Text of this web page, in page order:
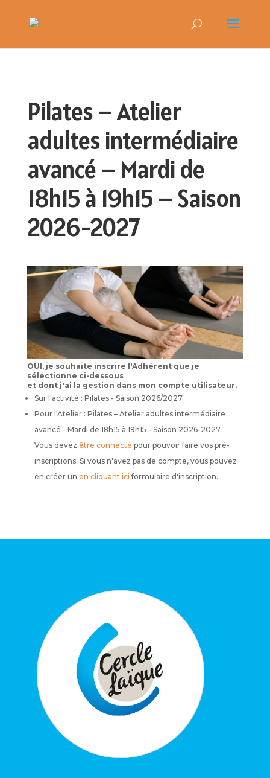
Pilates – Atelier
adultes intermédiaire
avancé – Mardi de
18h15 à 19h15 – Saison
2026-2027
OUI, je souhaite inscrire l'Adhérent que je
sélectionne ci-dessous
et dont j'ai la gestion dans mon compte utilisateur.
Sur l'activité : Pilates - Saison 2026/2027
Pour l'Atelier : Pilates – Atelier adultes intermédiaire
avancé - Mardi de 18h15 à 19h15 - Saison 2026-2027
Vous devez être connecté pour pouvoir faire vos pré-
inscriptions. Si vous n'avez pas de compte, vous pouvez
en créer un en cliquant ici formulaire d'inscription.